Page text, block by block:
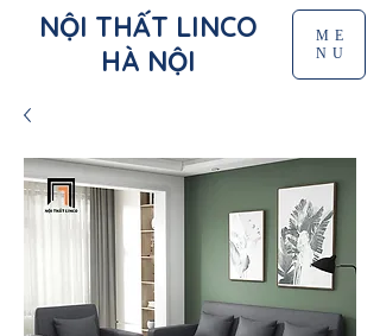
NỘI THẤT LINCO
HÀ NỘI
ME
NU